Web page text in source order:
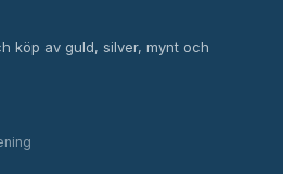
köp av guld, silver, mynt och